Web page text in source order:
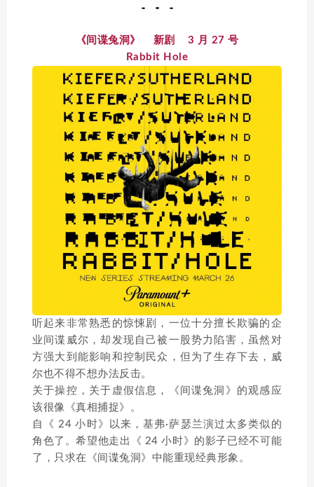
《间谍兔洞》 新剧 3 月 27 号
Rabbit Hole
听起来非常熟悉的惊悚剧，一位十分擅长欺骗的企
业间谍威尔，却发现自己被一股势力陷害，虽然对
方强大到能影响和控制民众，但为了生存下去，威
尔也不得不想办法反击。
关于操控，关于虚假信息，《间谍兔洞》的观感应
该很像《真相捕捉》。
自《 24 小时》以来，基弗·萨瑟兰演过太多类似的
角色了。希望他走出《 24 小时》的影子已经不可能
了，只求在《间谍兔洞》中能重现经典形象。